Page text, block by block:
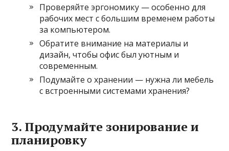
Проверяйте эргономику — особенно для
рабочих мест с большим временем работы
за компьютером.
Обратите внимание на материалы и
дизайн, чтобы офис был уютным и
современным.
Подумайте о хранении — нужна ли мебель
с встроенными системами хранения?
3. Продумайте зонирование и
планировку